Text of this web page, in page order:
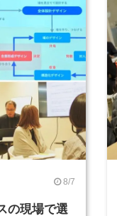
8/7
の現場で選